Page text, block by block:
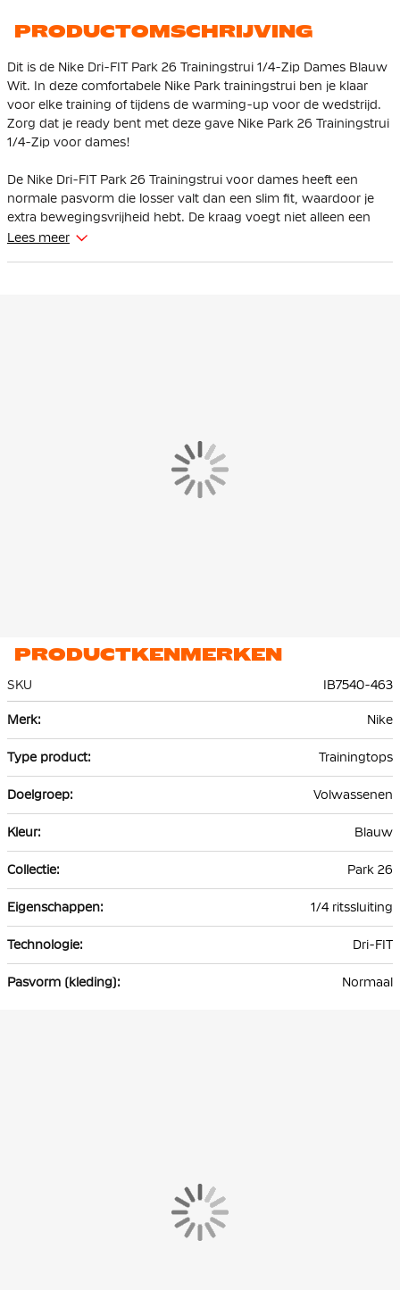
PRODUCTOMSCHRIJVING
Dit is de Nike Dri-FIT Park 26 Trainingstrui 1/4-Zip Dames Blauw
Wit. In deze comfortabele Nike Park trainingstrui ben je klaar
voor elke training of tijdens de warming-up voor de wedstrijd.
Zorg dat je ready bent met deze gave Nike Park 26 Trainingstrui
1/4-Zip voor dames!
De Nike Dri-FIT Park 26 Trainingstrui voor dames heeft een
normale pasvorm die losser valt dan een slim fit, waardoor je
extra bewegingsvrijheid hebt. De kraag voegt niet alleen een
moderne look toe, maar biedt ook extra bescherming tegen
van de trui. Hierdoor blijf je droog en comfortabel tijdens het
Lees meer
PRODUCTKENMERKEN
SKU
IB7540-463
informatie
Nike
Trainingtops
Volwassenen
Blauw
Park 26
1/4 ritssluiting
Dri-FIT
Normaal